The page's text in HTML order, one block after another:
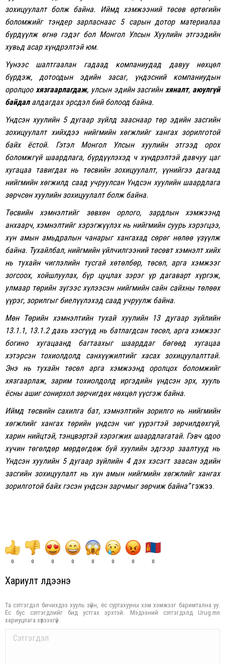
зохицуулалт болж байна. Иймд хэмжээний төсөв өртөгийн
боломжийг тэндер зарласнаас 5 сарын дотор материалаа
бүрдүүлж өгнө гэдэг бол Монгол Улсын Хуулийн этгээдийн
хувьд асар хүндрэлтэй юм.
Үүнээс шалтгаалан гадаад компаниудад давуу нөхцөл
бүрдэж, дотоодын эдийн засаг, үндэсний компаниудын
оролцоо хязгаарлагдаж, улсын эдийн засгийнхяналт, аюулгүй
байдалалдагдах эрсдэл бий болоод байна.
Үндсэн хуулийн 5 дугаар зүйлд зааснаар төр эдийн засгийн
зохицуулалт хийхдээ нийгмийн хөгжлийг хангах зорилготой
байх ёстой. Гэтэл Монгол Улсын хуулийн этгээд орох
боломжгүй шаардлага, бүрдүүлэхэд ч хүндрэлтэй давчуу цаг
хугацаа тавигдах нь төсвийн зохицуулалт, үүнийгээ дагаад
нийгмийн хөгжилд саад учруулсан Үндсэн хуулийн шаардлага
зөрчсөн хуулийн зохицуулалт болж байна.
Төсвийн хэмнэлтийг зөвхөн орлого, зардлын хэмжээнд
анхаарч, хэмнэлтийг хэрэгжүүлэх нь нийгмийн суурь хэрэгцээ,
хүн амын амьдралын чанарыг хангахад сөрөг нөлөө үзүүлж
байна. Тухайлбал, нийгмийн үйлчилгээний төсөвт хэмнэлт хийх
нь тухайн чиглэлийн тусгай хөтөлбөр, төсөл, арга хэмжээг
зогсоох, хойшлуулах, бүр цуцлах зэрэг үр дагаварт хүргэж,
улмаар төрийн зүгээс хүлээсэн нийгмийн сайн сайхны төлөөх
үүрэг, зорилгыг биелүүлэхэд саад учруулж байна.
Мөн Төрийн хэмнэлтийн тухай хуулийн 13 дугаар зүйлийн
13.1.1, 13.1.2 дахь хэсгүүд нь батлагдсан төсөл, арга хэмжээг
богино хугацаанд багтаахыг шаарддаг бөгөөд хугацаа
хэтэрсэн тохиолдолд санхүүжилтийг хасах зохицуулалттай.
Энэ нь тухайн төсөл арга хэмжээнд оролцох боломжийг
хязгаарлаж, зарим тохиолдолд иргэдийн үндсэн эрх, хууль
ёсны ашиг сонирхол зөрчигдөх нөхцөл үүсгэж байна.
Иймд төсвийн сахилга бат, хэмнэлтийн зорилго нь нийгмийн
хөгжлийг хангах төрийн үндсэн чиг үүрэгтэй зөрчилдөхгүй,
харин нийцтэй, тэнцвэртэй хэрэгжих шаардлагатай. Гэвч одоо
хүчин төгөлдөр мөрдөгдөж буй хуулийн эдгээр заалтууд нь
Үндсэн хуулийн 5 дугаар зүйлийн 4 дэх хэсэгт заасан эдийн
засгийн зохицуулалт нь хүн амын нийгмийн хөгжлийг хангах
зорилготой байх гэсэн үндсэн зарчмыг зөрчиж байна”гэжээ.
0 0 0 0 0 0 0 0
Хариулт үлдээнэ үү
Та сэтгэгдэл бичихдээ хууль зүйн, ёс суртахууны хэм хэмжээг баримтална уу.
Ёс бус сэтгэгдлийг бид устгах эрхтэй. Мэдээний сэтгэгдэлд Urug.mn
хариуцлага хүлээхгүй.
Comment